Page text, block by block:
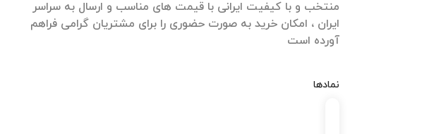
منتخب و با کیفیت ایرانی با قیمت های مناسب و ارسال به سراسر
ایران ، امکان خرید به صورت حضوری را برای مشتریان گرامی فراهم
آورده است
نمادها